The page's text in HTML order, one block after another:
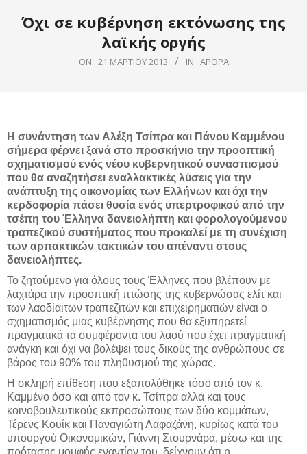
Όχι σε κυβέρνηση εκτόνωσης της
λαϊκής οργής
ON: 21 ΜΑΡΤΊΟΥ 2013 IN: ΆΡΘΡΑ
Η συνάντηση των Αλέξη Τσίπρα και Πάνου Καμμένου
σήμερα φέρνει ξανά στο προσκήνιο την προοπτική
σχηματισμού ενός νέου κυβερνητικού συνασπισμού
που θα αναζητήσει εναλλακτικές λύσεις για την
ανάπτυξη της οικονομίας των Ελλήνων και όχι την
κερδοφορία πάσει θυσία ενός υπερτροφικού από την
τσέπη του Έλληνα δανειολήπτη και φορολογούμενου
τραπεζικού συστήματος που προκαλεί με τη συνέχιση
των αρπακτικών τακτικών του απέναντι στους
δανειολήπτες.
Το ζητούμενο για όλους τους Έλληνες που βλέπουν με
λαχτάρα την προοπτική πτώσης της κυβερνώσας ελίτ και
των λαοδίαιτων τραπεζιτών και επιχειρηματιών είναι ο
σχηματισμός μιας κυβέρνησης που θα εξυπηρετεί
πραγματικά τα συμφέροντα του λαού που έχει πραγματική
ανάγκη και όχι να βολέψει τους δικούς της ανθρώπους σε
βάρος του 90% του πληθυσμού της χώρας.
Η σκληρή επίθεση που εξαπολύθηκε τόσο από τον κ.
Καμμένο όσο και από τον κ. Τσίπρα αλλά και τους
κοινοβουλευτικούς εκπροσώπους των δύο κομμάτων,
Τέρενς Κουίκ και Παναγιώτη Λαφαζάνη, κυρίως κατά του
υπουργού Οικονομικών, Γιάννη Στουρνάρα, μέσω και της
πρότασης μομφής εναντίον του, δείχνουν ότι η